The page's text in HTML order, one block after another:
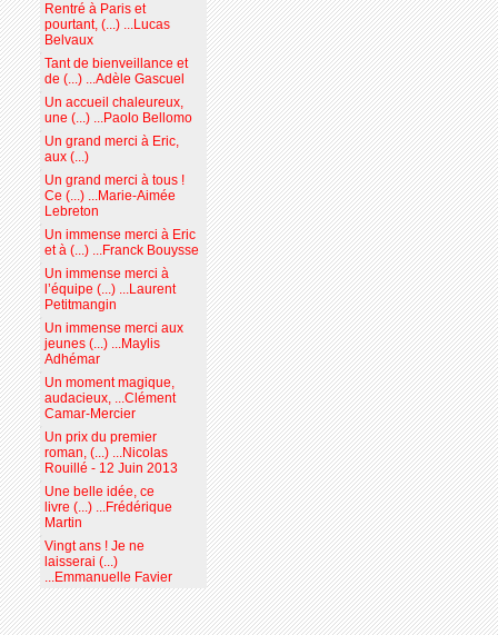
Rentré à Paris et
pourtant, (...) ...Lucas
Belvaux
Tant de bienveillance et
de (...) ...Adèle Gascuel
Un accueil chaleureux,
une (...) ...Paolo Bellomo
Un grand merci à Eric,
aux (...)
Un grand merci à tous !
Ce (...) ...Marie-Aimée
Lebreton
Un immense merci à Eric
et à (...) ...Franck Bouysse
Un immense merci à
l’équipe (...) ...Laurent
Petitmangin
Un immense merci aux
jeunes (...) ...Maylis
Adhémar
Un moment magique,
audacieux, ...Clément
Camar-Mercier
Un prix du premier
roman, (...) ...Nicolas
Rouillé - 12 Juin 2013
Une belle idée, ce
livre (...) ...Frédérique
Martin
Vingt ans ! Je ne
laisserai (...)
...Emmanuelle Favier